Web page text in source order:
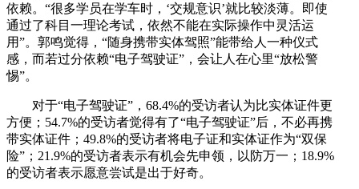
依赖。“很多学员在学车时，‘交规意识’就比较淡薄。即使
通过了科目一理论考试，依然不能在实际操作中灵活运
用”。郭鸣觉得，“随身携带实体驾照”能带给人一种仪式
感，而若过分依赖“电子驾驶证”，会让人在心里“放松警
惕”。
对于“电子驾驶证”，68.4%的受访者认为比实体证件更
方便；54.7%的受访者觉得有了“电子驾驶证”后，不必再携
带实体证件；49.8%的受访者将电子证和实体证作为“双保
险”；21.9%的受访者表示有机会先申领，以防万一；18.9%
的受访者表示愿意尝试是出于好奇。